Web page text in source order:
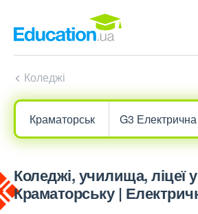
Коледжі
Коледжі, училища, ліцеї у
Краматорську |